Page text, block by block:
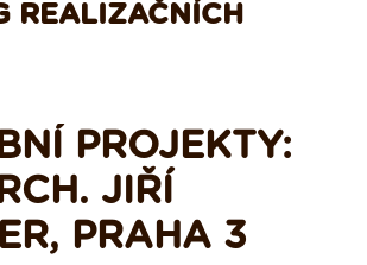
REALIZAČNÍCH
PROJEKTY:
JIŘÍ
PRAHA 3